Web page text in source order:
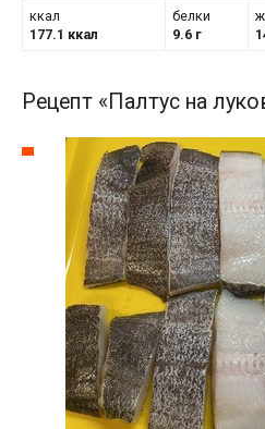
ккал
177.1 ккал
белки
9.6 г
Рецепт «Палтус на